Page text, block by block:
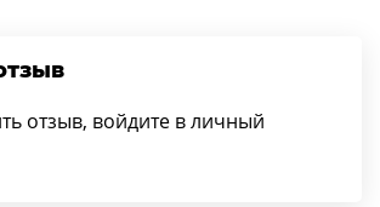
отзыв, войдите в личный